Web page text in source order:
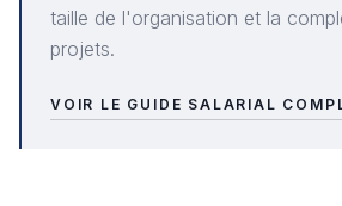
taille de l'organisation et la
projets.
VOIR LE GUIDE SALARIAL